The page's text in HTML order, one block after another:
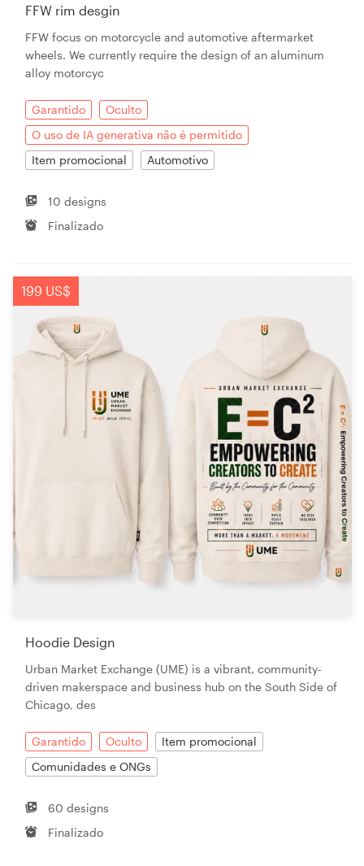
FFW rim desgin
FFW focus on motorcycle and automotive aftermarket
wheels. We currently require the design of an aluminum
alloy motorcyc
Garantido
Oculto
O uso de IA generativa não é permitido
Item promocional
Automotivo
10 designs
Finalizado
199 US$
Hoodie Design
Urban Market Exchange (UME) is a vibrant, community-
driven makerspace and business hub on the South Side of
Chicago, des
Garantido Oculto
Item promocional
Comunidades e ONGs
60 designs
Finalizado